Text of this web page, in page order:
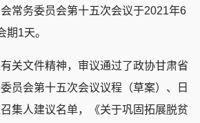
常务委员会第十五次会议于2021年6
期1天。
文件精神，审议通过了政协甘肃省
员会第十五次会议议程（草案）、日
集人建议名单，《关于巩固拓展脱贫